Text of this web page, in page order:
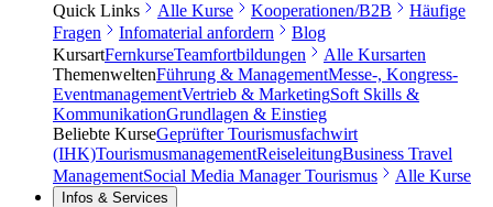
Quick Links Alle Kurse Kooperationen/B2B
Häufige
Fragen
Infomaterial anfordern
Blog
KursartFernkurseTeamfortbildungen
Alle Kursarten
ThemenweltenFührung & ManagementMesse-, Kongress-
EventmanagementVertrieb & MarketingSoft Skills &
KommunikationGrundlagen & Einstieg
Beliebte KurseGeprüfter Tourismusfachwirt
(IHK)TourismusmanagementReiseleitungBusiness Travel
ManagementSocial Media Manager Tourismus Alle Kurse
Infos & Services